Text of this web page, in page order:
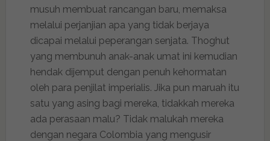
musuh membuat rancangan baru, memaksa
melalui perjanjian apa yang tidak berjaya
dicapai melalui peperangan senjata. Thoghut
yang membunuh anak-anak umat ini kemudian
hendak dijemput dengan penuh kehormatan
oleh para penjilat imperialis. Jika pun maruah itu
satu yang asing bagi mereka, tidakkah mereka
ada perasaan malu? Tidak malukah mereka
dengan negara Colombia yang mengusir